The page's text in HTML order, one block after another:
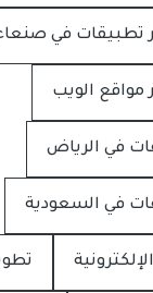
تطبيقات في
مواقع الويب
في الرياض
في السعودية